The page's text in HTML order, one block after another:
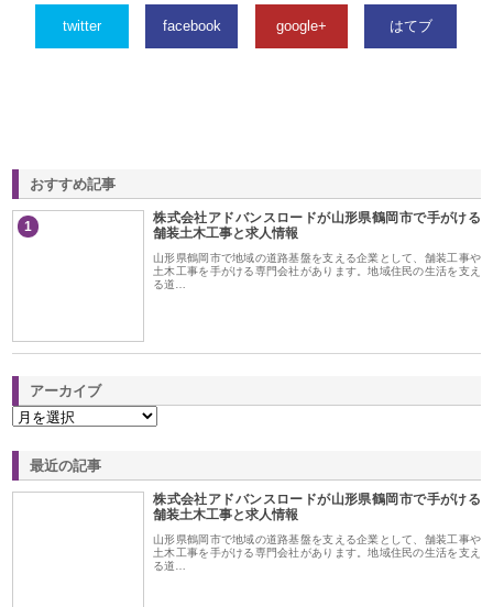
twitter facebook google+ はてブ
おすすめ記事
1
株式会社アドバンスロードが山形県鶴岡市で手がける
舗装土木工事と求人情報
山形県鶴岡市で地域の道路基盤を支える企業として、舗装工事や
土木工事を手がける専門会社があります。地域住民の生活を支え
る道…
アーカイブ
最近の記事
株式会社アドバンスロードが山形県鶴岡市で手がける
舗装土木工事と求人情報
山形県鶴岡市で地域の道路基盤を支える企業として、舗装工事や
土木工事を手がける専門会社があります。地域住民の生活を支え
る道…